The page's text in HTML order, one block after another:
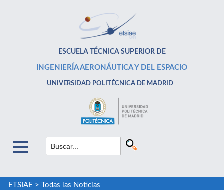
ESCUELA TÉCNICA SUPERIOR DE
INGENIERÍA AERONÁUTICA Y DEL ESPACIO
UNIVERSIDAD POLITÉCNICA DE MADRID
ETSIAE > Todas las Noticias